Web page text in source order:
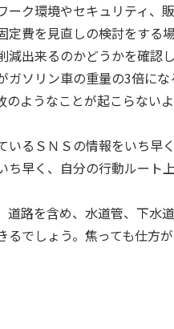
ーク環境やセキュリティ、
定費を見直しの検討をす
出来るのかどうかを確認し
ガソリン車の重量の3倍にな
のようなことが起こらない
るＳＮＳの情報をいち早
ち早く、自分の行動ルート
路を含め、水道管、下水
るでしょう。焦っても仕方